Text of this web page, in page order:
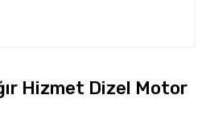
Hizmet Dizel Motor